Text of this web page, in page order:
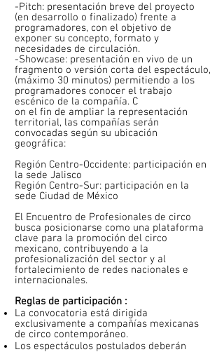
-Pitch: presentación breve del proyecto
(en desarrollo o finalizado) frente a
programadores, con el objetivo de
exponer su concepto, formato y
necesidades de circulación.
-Showcase: presentación en vivo de un
fragmento o versión corta del espectáculo,
(máximo 30 minutos) permitiendo a los
programadores conocer el trabajo
escénico de la compañía. C
on el fin de ampliar la representación
territorial, las compañías serán
convocadas según su ubicación
geográfica:
Región Centro-Occidente: participación en
la sede Jalisco
Región Centro-Sur: participación en la
sede Ciudad de México
El Encuentro de Profesionales de circo
busca posicionarse como una plataforma
clave para la promoción del circo
mexicano, contribuyendo a la
profesionalización del sector y al
fortalecimiento de redes nacionales e
internacionales.
Reglas de participación :
La convocatoria está dirigida
exclusivamente a compañías mexicanas
de circo contemporáneo.
Los espectáculos postulados deberán